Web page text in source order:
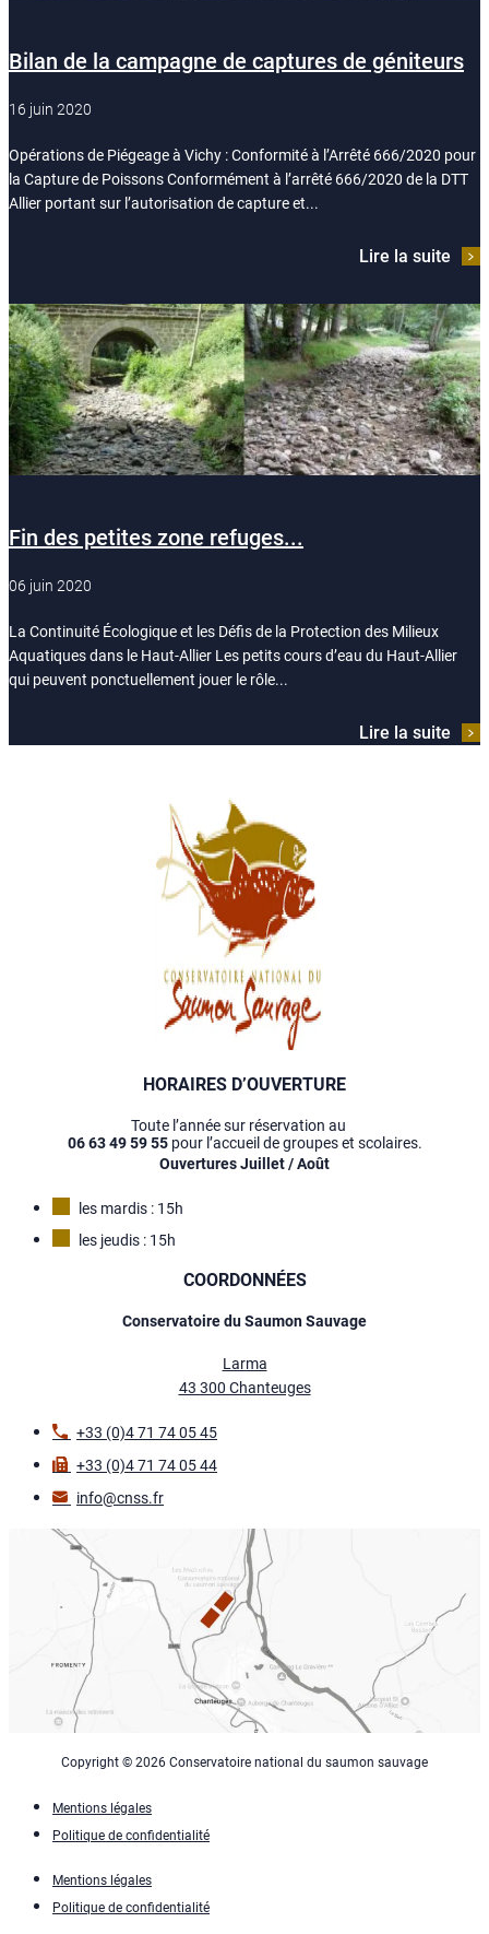
Bilan de la campagne de captures de géniteurs
16 juin 2020
Opérations de Piégeage à Vichy : Conformité à l’Arrêté 666/2020 pour
la Capture de Poissons Conformément à l’arrêté 666/2020 de la DTT
Allier portant sur l’autorisation de capture et...
Lire la suite
Fin des petites zone refuges...
06 juin 2020
La Continuité Écologique et les Défis de la Protection des Milieux
Aquatiques dans le Haut-Allier Les petits cours d’eau du Haut-Allier
qui peuvent ponctuellement jouer le rôle...
Lire la suite
HORAIRES D’OUVERTURE
Toute l’année sur réservation au
06 63 49 59 55pour l’accueil de groupes et scolaires.
Ouvertures Juillet / Août
les mardis : 15h
les jeudis : 15h
COORDONNÉES
Conservatoire du Saumon Sauvage
Larma
43 300 Chanteuges
+33 (0)4 71 74 05 45
+33 (0)4 71 74 05 44
info@cnss.fr
Copyright © 2026 Conservatoire national du saumon sauvage
Mentions légales
Politique de confidentialité
Mentions légales
Politique de confidentialité